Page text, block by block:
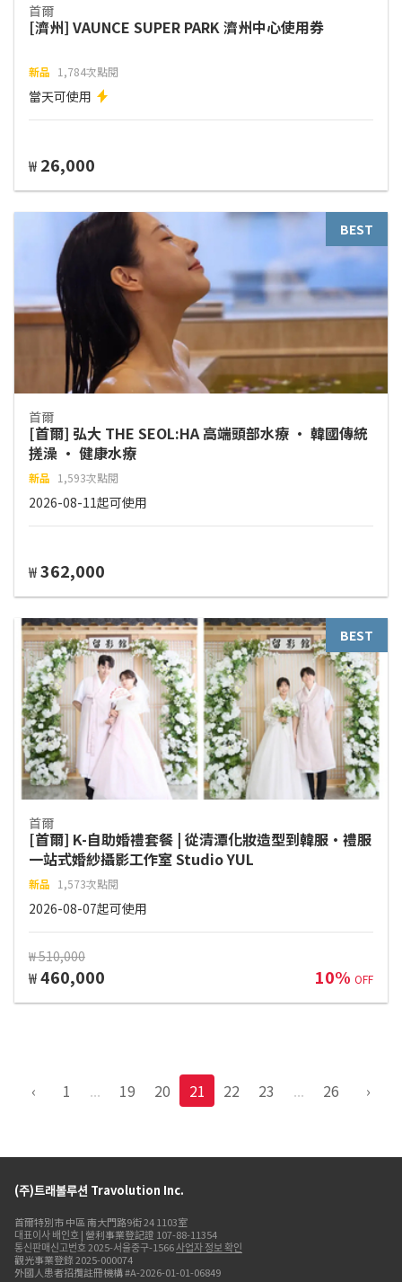
首爾
[濟州] VAUNCE SUPER PARK 濟州中心使用券
新品 1,784次點閱
當天可使用
₩ 26,000
BEST
首爾
[首爾] 弘大 THE SEOL:HA 高端頭部水療 · 韓國傳統
搓澡 · 健康水療
新品 1,593次點閱
2026-08-11起可使用
₩362,000
BEST
首爾
[首爾] K-自助婚禮套餐 | 從清潭化妝造型到韓服·禮服
一站式婚紗攝影工作室 Studio YUL
新品 1,573次點閱
2026-08-07起可使用
₩ 510,000
₩460,000 10% OFF
‹ 1 ... 19 20 21 22 23 ... 26 ›
(주)트래볼루션 Travolution Inc.
首爾特別市 中區 南大門路9街 24 1103室
대표이사 배인호 | 營利事業登記證 107-88-11354
통신판매신고번호 2025-서울중구-1566사업자 정보 확인
觀光事業登錄 2025-000074
外國人患者招攬註冊機構 #A-2026-01-01-06849